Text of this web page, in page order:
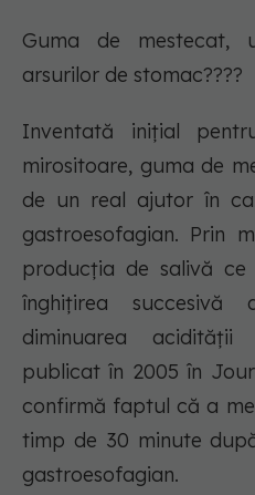
Guma de mestecat,
arsurilor de stomac????
Inventată inițial
mirositoare, guma de
de un real ajutor în
gastroesofagian. Prin
producția de salivă
înghițirea
diminuarea
publicat în 2005 în
confirmă faptul că a
timp de 30 minute
gastroesofagian.